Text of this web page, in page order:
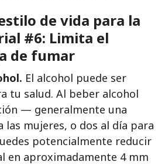
de vida para la
#6: Limita el
de fumar
El alcohol puede ser
tu salud. Al beber alcohol
— generalmente una
las mujeres, o dos al día para
potencialmente reducir
en aproximadamente 4 mm